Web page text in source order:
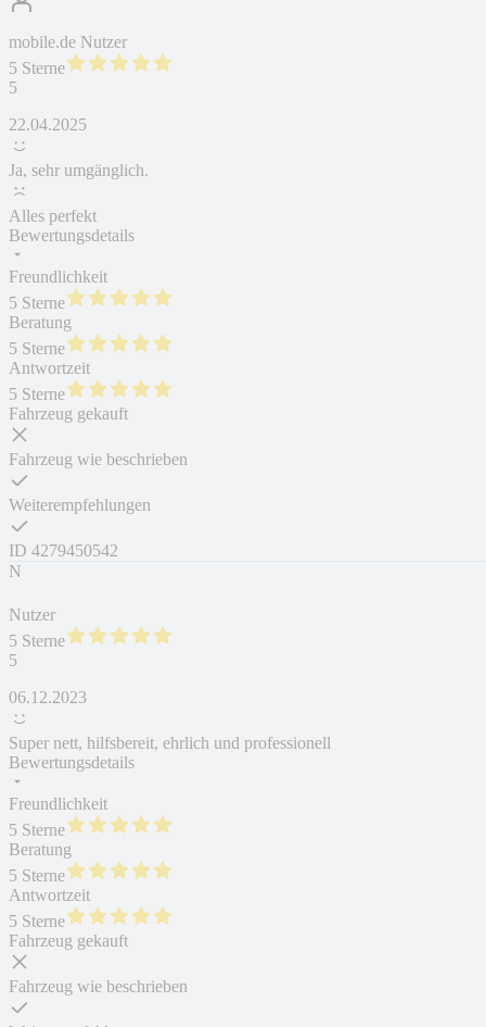
mobile.de Nutzer
5 Sterne
5
22.04.2025
Ja, sehr umgänglich.
Alles perfekt
Bewertungsdetails
Freundlichkeit
5 Sterne
Beratung
5 Sterne
Antwortzeit
5 Sterne
Fahrzeug gekauft
Fahrzeug wie beschrieben
Weiterempfehlungen
ID 4279450542
N
Nutzer
5 Sterne
5
06.12.2023
Super nett, hilfsbereit, ehrlich und professionell
Bewertungsdetails
Freundlichkeit
5 Sterne
Beratung
5 Sterne
Antwortzeit
5 Sterne
Fahrzeug gekauft
Fahrzeug wie beschrieben